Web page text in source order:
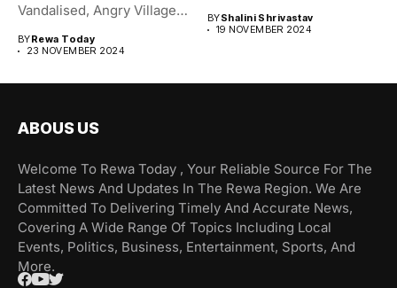
Vandalised, Angry Villagers
BYRewa Today
23 NOVEMBER 2024
BYShalini Shrivastav
19 NOVEMBER 2024
ABOUS US
Welcome To Rewa Today , Your Reliable Source For The
Latest News And Updates In The Rewa Region. We Are
Committed To Delivering Timely And Accurate News,
Covering A Wide Range Of Topics Including Local
Events, Politics, Business, Entertainment, Sports, And
More.